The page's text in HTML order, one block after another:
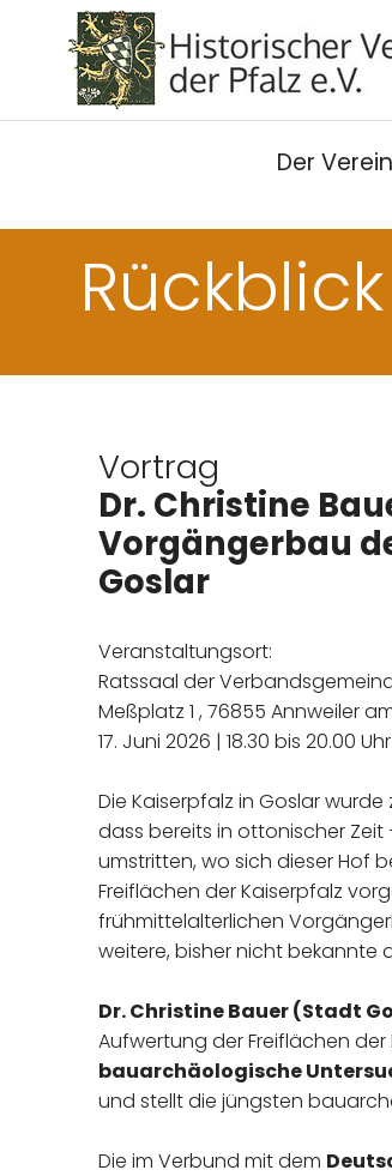
Der Verein
Rückblick
Vortrag
Dr. Christine
Vorgängerbau
Goslar
Veranstaltungsort:
Ratssaal der
Meßplatz 1 , 76855 Annweiler
17. Juni 2026 | 18.30 bis 20.00 Uhr
Die Kaiserpfalz in Goslar
dass bereits in ottonischer Zeit
umstritten, wo sich dieser Hof
Freiflächen der Kaiserpfalz
frühmittelalterlichen
weitere, bisher nicht bekannte
Dr. Christine Bauer(Stadt
Aufwertung der Freiflächen der
bauarchäologische
und stellt die jüngsten
Die im Verbund mit dem